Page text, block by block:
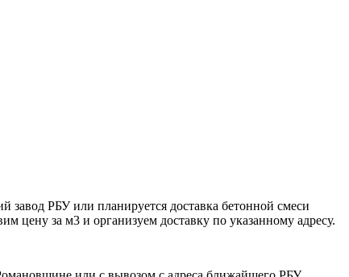
РБУ или планируется доставка бетонной смеси
цену за м3 и организуем доставку по указанному адресу.